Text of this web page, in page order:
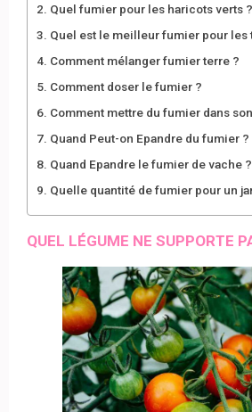
Quel fumier pour les haricots verts ?
Quel est le meilleur fumier pour les
Comment mélanger fumier terre ?
Comment doser le fumier ?
Comment mettre du fumier dans
Quand Peut-on Epandre du fumier ?
Quand Epandre le fumier de vache ?
Quelle quantité de fumier pour un
QUEL LÉGUME NE SUPPORTE